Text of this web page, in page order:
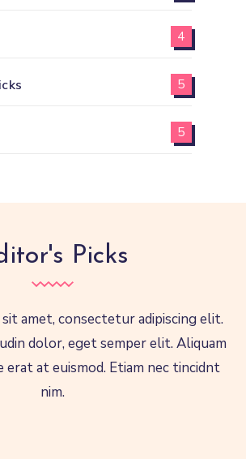
4
5
5
Picks
amet, consectetur adipiscing elit.
dolor, eget semper elit. Aliquam
erat at euismod. Etiam nec tincidnt
nim.